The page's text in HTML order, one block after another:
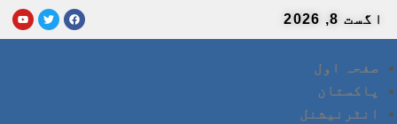
اگست 8, 2026
صفحہ اول
پاکستان
انٹرنیشنل